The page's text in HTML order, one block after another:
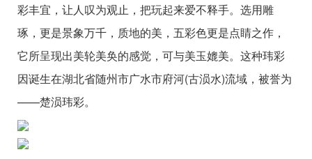
彩丰宜，让人叹为观止，把玩起来爱不释手。选用雕
琢，更是景象万千，质地的美，五彩色更是点睛之作，
它所呈现出美轮美奂的感觉，可与美玉媲美。这种玮彩
因诞生在湖北省随州市广水市府河(古涢水)流域，被誉为
——楚涢玮彩。